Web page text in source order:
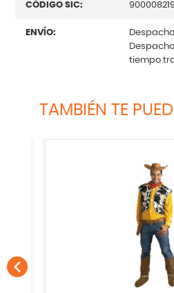
CÓDIGO SIC:
ENVÍO:
tiempo
TAMBIÉN TE